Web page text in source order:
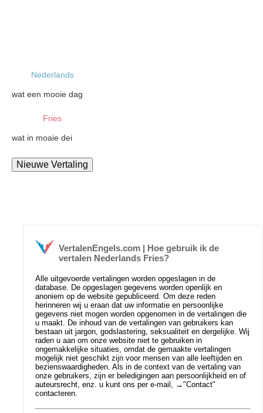
Nederlands
wat een mooie dag
Fries
wat in moaie dei
VertalenEngels.com | Hoe gebruik ik de
vertalen Nederlands Fries?
Alle uitgevoerde vertalingen worden opgeslagen in de
database. De opgeslagen gegevens worden openlijk en
anoniem op de website gepubliceerd. Om deze reden
herinneren wij u eraan dat uw informatie en persoonlijke
gegevens niet mogen worden opgenomen in de vertalingen die
u maakt. De inhoud van de vertalingen van gebruikers kan
bestaan uit jargon, godslastering, seksualiteit en dergelijke. Wij
raden u aan om onze website niet te gebruiken in
ongemakkelijke situaties, omdat de gemaakte vertalingen
mogelijk niet geschikt zijn voor mensen van alle leeftijden en
bezienswaardigheden. Als in de context van de vertaling van
onze gebruikers, zijn er beledigingen aan persoonlijkheid en of
auteursrecht, enz. u kunt ons per e-mail, →"Contact"
contacteren.